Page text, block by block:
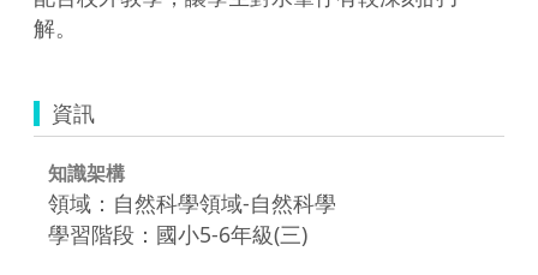
解。
資訊
知識架構
領域：自然科學領域-自然科學
學習階段：國小5-6年級(三)